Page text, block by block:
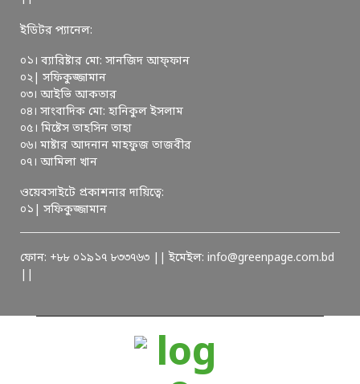
ইডিটর প্যানেল:
০১। ব্যারিষ্টার মো: সানজিদ আফ্ফান
০২| সফিকুজ্জামান
০৩। আইভি আকতার
০৪। সাংবাদিক মো: হানিকুল ইসলাম
০৫। মিষ্টেস তাহসিন তাহা
০৬। মাষ্টার আদনান মাহফুজ তাজবীর
০৭। আমিলা খান
ওয়েবসাইটে প্রকাশনার দায়িত্বে:
০১| সফিকুজ্জামান
ফোন: +৮৮ ০১৯১৭ ৮৩৩৭৬৩ || ইমেইল: info@greenpage.com.bd